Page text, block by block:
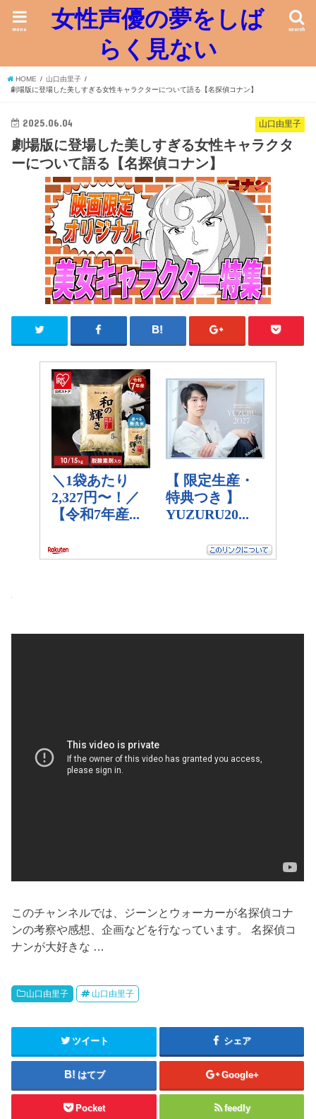
女性声優の夢をしば
らく見ない
search
menu
HOME
山口由里子
劇場版に登場した美しすぎる女性キャラクターについて語る【名探偵コナン】
山口由里子
2025.06.04
劇場版に登場した美しすぎる女性キャラクタ
ーについて語る【名探偵コナン】
このチャンネルでは、ジーンとウォーカーが名探偵コナ
ンの考察や感想、企画などを行なっています。 名探偵コ
ナンが大好きな …
山口由里子 山口由里子
ツイート シェア
はてブ Google+
Pocket feedly